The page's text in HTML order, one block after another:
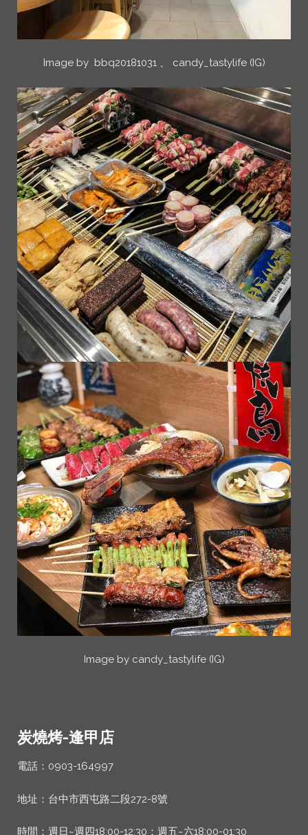
Image by bbq20181031 、 candy_tastylife (IG)
Image by candy_tastylife (IG)
炭燒烤-逢甲店
電話：0903-164997
地址：台中市西屯路二段272-8號
時間：週日~週四18:00-12:30；週五~六18:00-01:30